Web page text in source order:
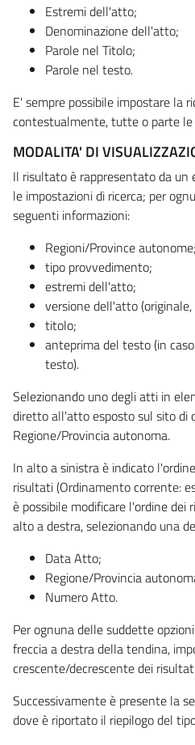
Estremi dell'atto;
Denominazione dell'atto;
Parole nel Titolo;
Parole nel testo.
E' sempre possibile impostare la
contestualmente, tutte o parte
MODALITA' DI
Il risultato è rappresentato da un
le impostazioni di ricerca; per
seguenti informazioni:
Regioni/Province autonome;
tipo provvedimento;
estremi dell'atto;
versione dell'atto
titolo;
anteprima del testo (in
testo).
Selezionando uno degli atti in
diretto all'atto esposto sul sito di
Regione/Provincia autonoma.
In alto a sinistra è indicato
risultati (Ordinamento corrente:
è possibile modificare l'ordine
alto a destra, selezionando una
Data Atto;
Regione/Provincia
Numero Atto.
Per ognuna delle suddette
freccia a destra della tendina,
crescente/decrescente dei
Successivamente è presente la
dove è riportato il riepilogo del